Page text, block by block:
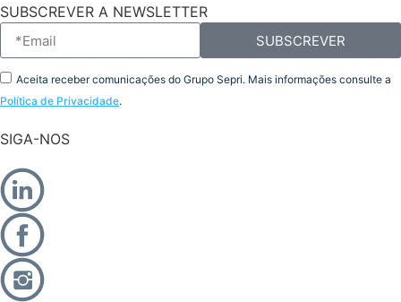
SUBSCREVER A NEWSLETTER
Aceita receber comunicações do Grupo Sepri. Mais informações consulte a
Política de Privacidade.
SUBSCREVER
SIGA-NOS